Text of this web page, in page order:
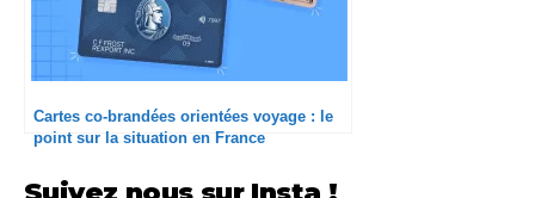
Cartes co-brandées orientées voyage : le
point sur la situation en France